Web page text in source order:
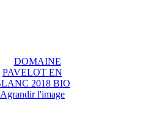
Agrandir l'image